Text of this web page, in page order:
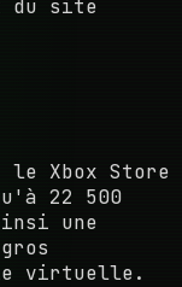
du site
Xbox Store
22 500
une
virtuelle.